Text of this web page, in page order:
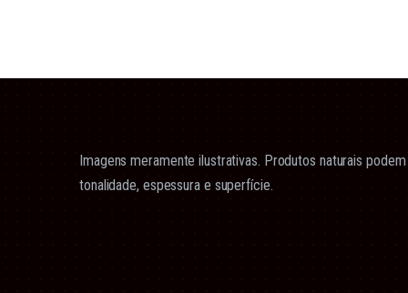
Imagens meramente ilustrativas. Produtos naturais
tonalidade, espessura e superfície.